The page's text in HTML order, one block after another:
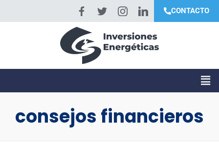
CONTACTO
consejos financieros